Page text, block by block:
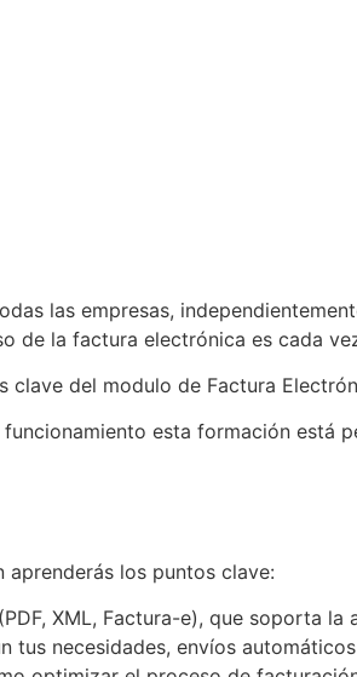
las empresas,
de la factura electrónica es cada
clave del modulo de Factura
esta formación está
los puntos clave:
XML, Factura-e), que soporta
tus necesidades, envíos